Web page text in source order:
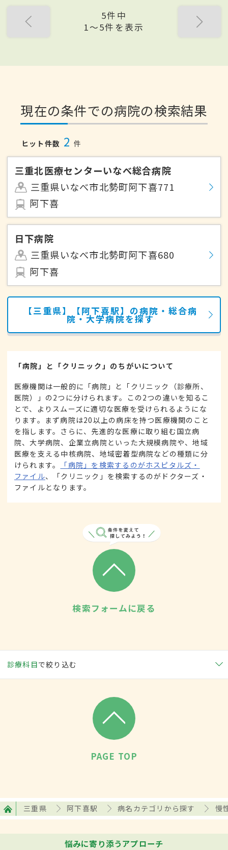
5件中
1〜5件を表示
現在の条件での病院の検索結果
ヒット件数 2 件
三重北医療センターいなべ総合病院
三重県いなべ市北勢町阿下喜771
阿下喜
日下病院
三重県いなべ市北勢町阿下喜680
阿下喜
【三重県】【阿下喜駅】の病院・総合病
院・大学病院を探す
「病院」と「クリニック」のちがいについて
医療機関は一般的に「病院」と「クリニック（診療所、
医院）」の2つに分けられます。この2つの違いを知るこ
とで、よりスムーズに適切な医療を受けられるようにな
ります。まず病院は20以上の病床を持つ医療機関のこと
を指します。さらに、先進的な医療に取り組む国立病
院、大学病院、企業立病院といった大規模病院や、地域
医療を支える中核病院、地域密着型病院などの種類に分
けられます。
「病院」を検索するのがホスピタルズ・
ファイル、「クリニック」を検索するのがドクターズ・
ファイルとなります。
検索フォームに戻る
診療科目で絞り込む
PAGE TOP
三重県 阿下喜駅 病名カテゴリから探す 慢
悩みに寄り添うアプローチ